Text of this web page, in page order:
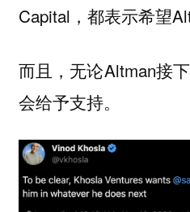
Capital，都表示希望
而且，无论Altman接
会给予支持。